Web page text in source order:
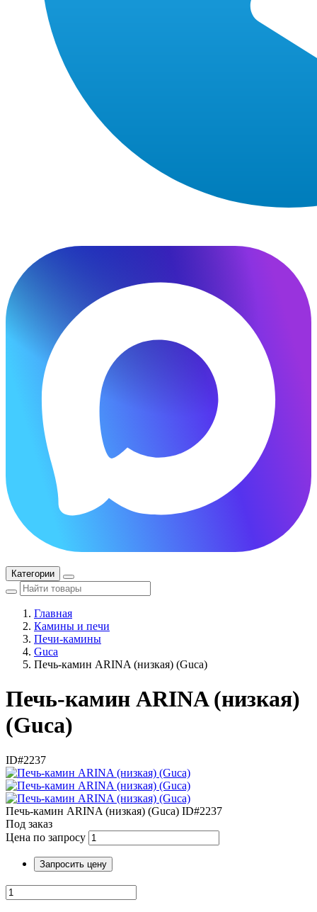
Категории
Главная
Камины и печи
Печи-камины
Guca
Печь-камин ARINA (низкая) (Guca)
Печь-камин ARINA (низкая)
(Guca)
ID#2237
Печь-камин ARINA (низкая) (Guca) ID#2237
Под заказ
Цена по запросу
Запросить цену